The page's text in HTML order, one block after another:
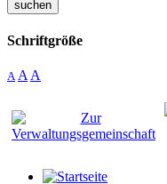
suchen
Schriftgröße
A A A